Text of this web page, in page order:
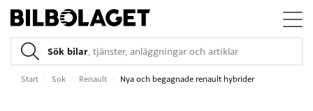
Sök bilar, tjänster, anläggningar och artiklar
Start Sok Renault Nya och begagnade renault hybrider